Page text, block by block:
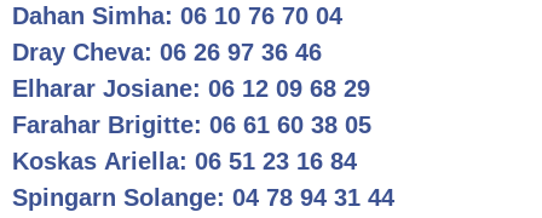
Dahan Simha: 06 10 76 70 04
Dray Cheva: 06 26 97 36 46
Elharar Josiane: 06 12 09 68 29
Farahar Brigitte: 06 61 60 38 05
Koskas Ariella: 06 51 23 16 84
Spingarn Solange: 04 78 94 31 44